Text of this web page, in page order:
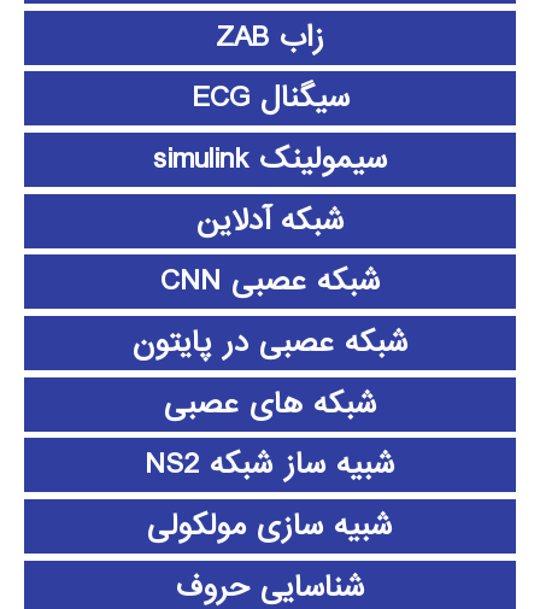
زاب ZAB
سیگنال ECG
سیمولینک simulink
شبکه آدلاین
شبکه عصبی CNN
شبکه عصبی در پایتون
شبکه های عصبی
شبیه ساز شبکه NS2
شبیه سازی مولکولی
شناسایی حروف